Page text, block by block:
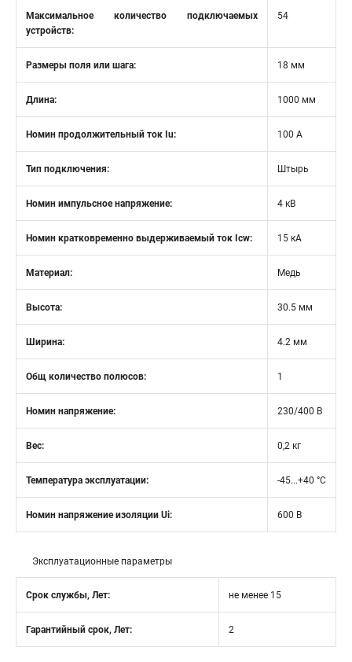
Максимальное количество подключаемых
устройств:
54
Размеры поля или шага: 18 мм
Длина: 1000 мм
Номин продолжительный ток Iu: 100 А
Тип подключения: Штырь
Номин импульсное напряжение: 4 кВ
Номин кратковременно выдерживаемый ток Icw: 15 кА
Материал: Медь
Высота: 30.5 мм
Ширина: 4.2 мм
Общ количество полюсов: 1
Номин напряжение: 230/400 В
Вес: 0,2 кг
Температура эксплуатации: -45...+40 °C
Номин напряжение изоляции Ui: 600 В
Эксплуатационные параметры
Срок службы, Лет: не менее 15
Гарантийный срок, Лет: 2